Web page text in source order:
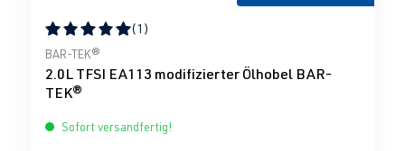
Durchschnittliche Bewertung von 5 von 5 Sternen
(1)
BAR-TEK®
2.0L TFSI EA113 modifizierter Ölhobel BAR-
TEK®
Sofort versandfertig!